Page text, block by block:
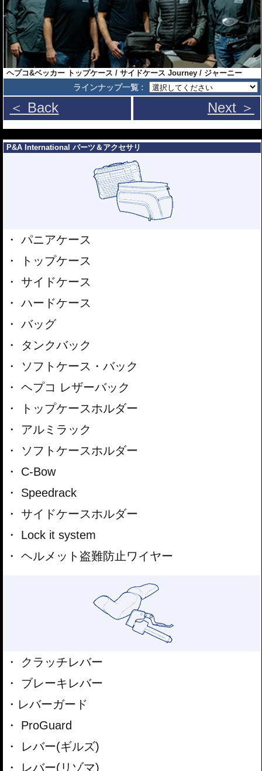
ヘプコ&ベッカー トップケース / サイドケース Journey / ジャーニー
ラインナップ一覧 :
＜ Back Next ＞
P&A International パーツ＆アクセサリ
パニアケース
トップケース
サイドケース
ハードケース
バッグ
タンクバック
ソフトケース・バック
ヘプコ レザーバック
トップケースホルダー
アルミラック
ソフトケースホルダー
C-Bow
Speedrack
サイドケースホルダー
Lock it system
ヘルメット盗難防止ワイヤー
クラッチレバー
ブレーキレバー
レバーガード
ProGuard
レバー(ギルズ)
レバー(リゾマ)